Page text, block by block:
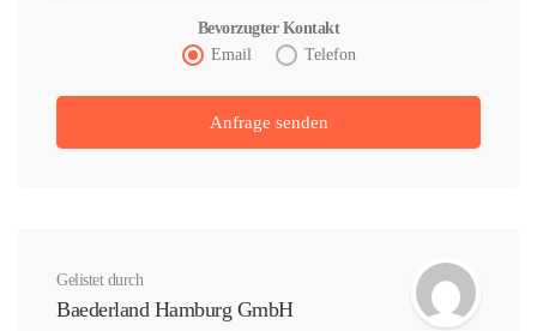
Bevorzugter Kontakt
Email
Telefon
Gelistet durch
Baederland Hamburg GmbH